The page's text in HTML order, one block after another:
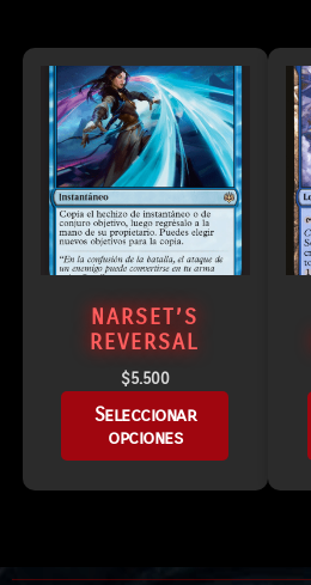
NARSET’S
REVERSAL
$5.500
Seleccionar
opciones